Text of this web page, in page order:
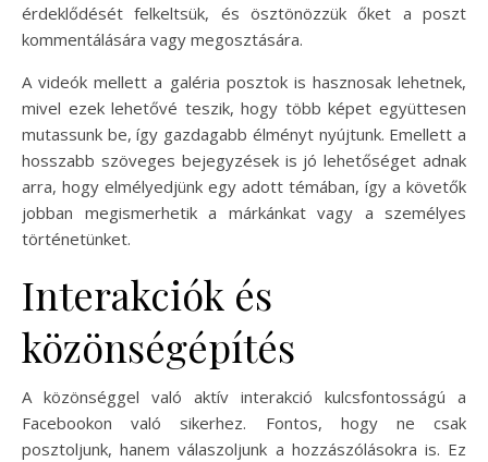
érdeklődését felkeltsük, és ösztönözzük őket a poszt
kommentálására vagy megosztására.
A videók mellett a galéria posztok is hasznosak lehetnek,
mivel ezek lehetővé teszik, hogy több képet együttesen
mutassunk be, így gazdagabb élményt nyújtunk. Emellett a
hosszabb szöveges bejegyzések is jó lehetőséget adnak
arra, hogy elmélyedjünk egy adott témában, így a követők
jobban megismerhetik a márkánkat vagy a személyes
történetünket.
Interakciók és
közönségépítés
A közönséggel való aktív interakció kulcsfontosságú a
Facebookon való sikerhez. Fontos, hogy ne csak
posztoljunk, hanem válaszoljunk a hozzászólásokra is. Ez